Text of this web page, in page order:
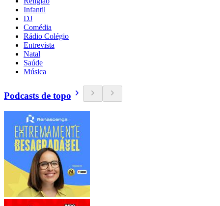
Infantil
DJ
Comédia
Rádio Colégio
Entrevista
Natal
Saúde
Música
Podcasts de topo